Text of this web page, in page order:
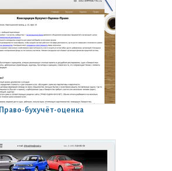
Право-бухучёт-оценка